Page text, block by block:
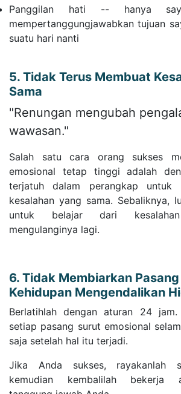
Panggilan hati -- hanya
mempertanggungjawabkan tujuan
suatu hari nanti
5. Tidak Terus Membuat
Sama
"Renungan mengubah
wawasan."
Salah satu cara orang sukses
emosional tetap tinggi adalah
terjatuh dalam perangkap untuk
kesalahan yang sama. Sebaliknya,
untuk belajar dari
mengulanginya lagi.
6. Tidak Membiarkan
Kehidupan Mengendalikan
Berlatihlah dengan aturan 24 jam.
setiap pasang surut emosional
saja setelah hal itu terjadi.
Jika Anda sukses, rayakanlah
kemudian kembalilah bekerja